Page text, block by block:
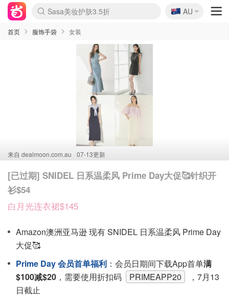
lululemon折扣上新
Sasa美妆护肤3.5折
SSENSE年中3折
FreshBeauty好价汇总
Cettire降价+叠9折
WWS Coles超市实拍
viagogo二手票捡漏
Myer超级周末1折
The Outnet奢牌1折起
David Jones 3折起
Flannels大牌1折
Perfumes Club护肤1折
AMIRO返校季6.2折
Amazon折扣汇总
eToro入金$200送$50
Amazon数码好物
ICONIC本周7.5折
ThedoubleF高奢地板价
Moose Knuckles 6折
丝芙兰5折起
EUFY官网3.7折起
Selenichast首饰2折
Trip机票酒店促销
YSL送5件彩妆礼
Amazon家居好物
Amazon美妆护肤
雅漾大喷$8
过敏原检测盒$33
伊索独家赠50ml沐浴露
科颜氏清仓3折
SEALIFE海洋馆门票6折
丝塔芙大白罐$16
订阅Newsletter送香薰
Cult Beauty 6.8折
Harrods圣诞日历2.3折
LN-CC奢牌私促3折
d'Alba空姐喷雾$16
EVE LOM套装逆天2折
Bernardelli独家4折
Adore Beauty 6折起
CT圣诞日历
Mytheresa奢品2.7折
Luxury Escapes 9折
Currentbody美容仪9折
MOON Garden Live
Roborock扫地机3.7折
Tingo Life水杯$24
Valentino官网5折
CR洗发护发6.3折
修丽可套装7.4折
Myer彩妆2件7折
GANNI官网4.5折
Stylevana韩妆4折
Tessabit高奢8.5折
OGX洗护4折
Amazon阿德莱德次日达
卡诗8.5折+赠礼
Philips Hue灯具8折
🇦🇺
AU
首页 服饰手袋 女装
来自 dealmoon.com.au 07-13更新
[已过期] SNIDEL 日系温柔风 Prime Day大促🥰针织开
衫$54
白月光连衣裙$145
Amazon澳洲亚马逊 现有 SNIDEL 日系温柔风 Prime Day
大促🥰
Prime Day 会员首单福利 ：会员日期间下载App首单满
$100减$20 ，需要使用折扣码 PRIMEAPP20
，7月13
日截止